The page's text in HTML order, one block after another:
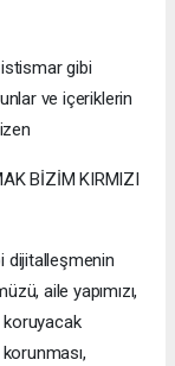
gibi
ve içeriklerin
BİZİM KIRMIZI
dijitalleşmenin
aile yapımızı,
koruyacak